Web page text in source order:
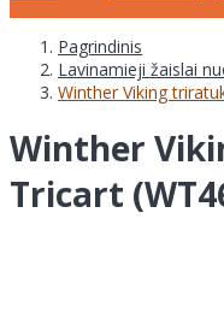
Pagrindinis
Lavinamieji žaislai
Winther Viking
Winther
Tricart